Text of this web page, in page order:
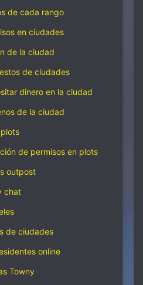
de cada rango
en ciudades
de la ciudad
de ciudades
dinero en la ciudad
de la ciudad
de permisos en plots
outpost
chat
de ciudades
online
Towny